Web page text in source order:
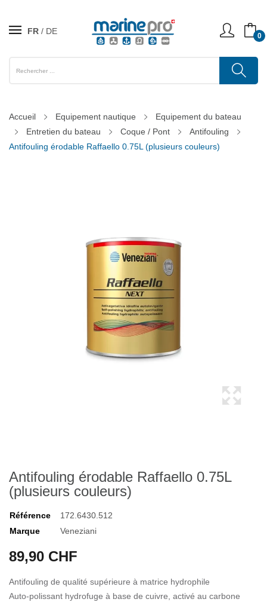
FR DE 0
Accueil Equipement nautique
Equipement du bateau
Entretien du bateau
Coque / Pont
Antifouling
Antifouling érodable Raffaello 0.75L (plusieurs couleurs)
Antifouling érodable Raffaello 0.75L
(plusieurs couleurs)
Référence
172.6430.512
Marque
Veneziani
89,90 CHF
Antifouling de qualité supérieure à matrice hydrophile
Auto-polissant hydrofuge à base de cuivre, activé au carbone